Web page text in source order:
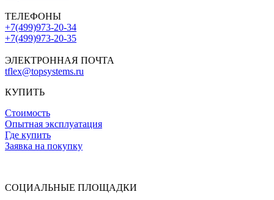
ТЕЛЕФОНЫ
+7(499)973-20-34
+7(499)973-20-35
ЭЛЕКТРОННАЯ ПОЧТА
tflex@topsystems.ru
КУПИТЬ
Стоимость
Опытная эксплуатация
Где купить
Заявка на покупку
СОЦИАЛЬНЫЕ ПЛОЩАДКИ